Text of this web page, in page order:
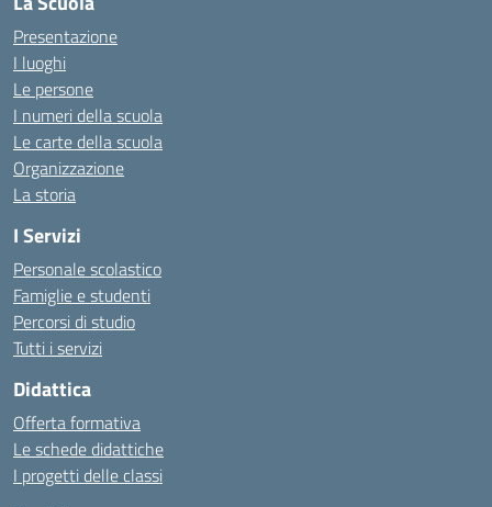
Presentazione
I luoghi
Le persone
I numeri della scuola
Le carte della scuola
Organizzazione
La storia
I Servizi
Personale scolastico
Famiglie e studenti
Percorsi di studio
Tutti i servizi
Didattica
Offerta formativa
Le schede didattiche
I progetti delle classi